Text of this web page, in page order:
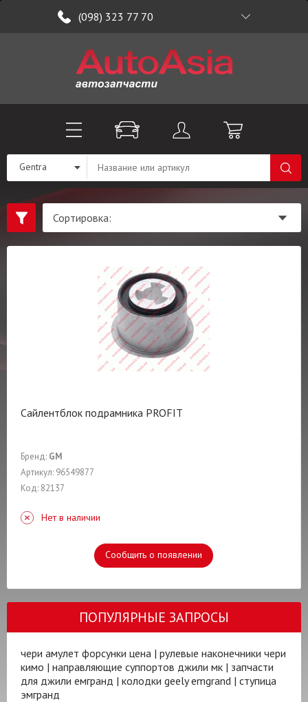
(098) 323 77 70
Gentra
Сайлентблок подрамника PROFIT
Бренд: GM
Артикул: 96549877
Код: 82137
Нет в наличии
Сообщить о появлении
ПОПУЛЯРНЫЕ ЗАПРОСЫ
чери амулет форсунки цена | рулевые наконечники чери
кимо | направляющие суппортов джили мк | запчасти
для джили емгранд | колодки geely emgrand | ступица
эмгранд